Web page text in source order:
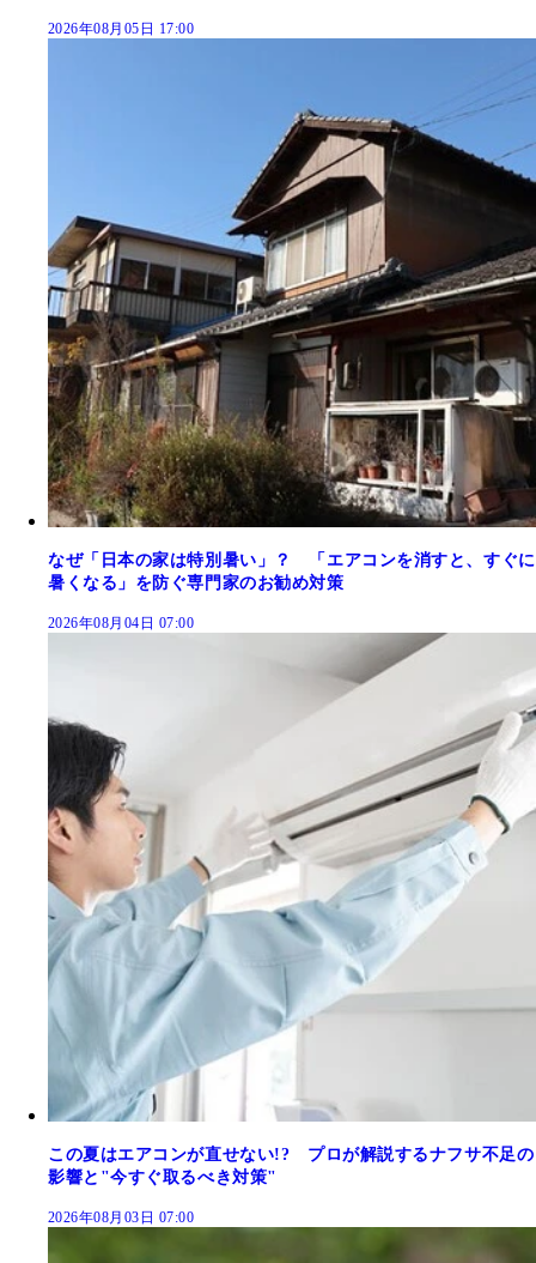
2026年08月05日 17:00
なぜ「日本の家は特別暑い」？ 「エアコンを消すと、すぐに
暑くなる」を防ぐ専門家のお勧め対策
2026年08月04日 07:00
この夏はエアコンが直せない!? プロが解説するナフサ不足の
影響と"今すぐ取るべき対策"
2026年08月03日 07:00